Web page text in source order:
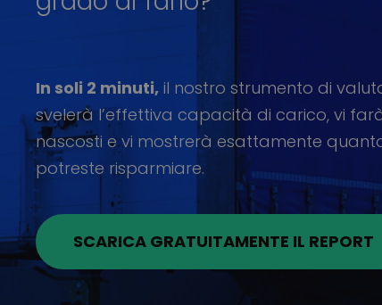
In soli 2 minuti, il nostro strumento di
svelerà l’effettiva capacità di carico, vi
nascosti e vi mostrerà esattamente
potreste risparmiare.
SCARICA GRATUITAMENTE IL REPORT